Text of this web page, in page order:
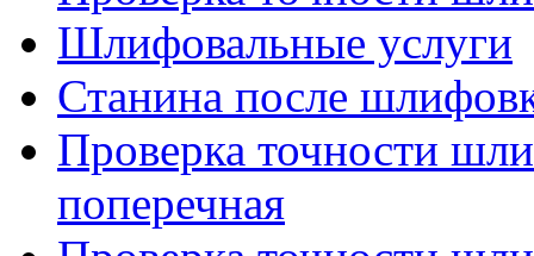
Шлифовальные услуги
Станина после
Проверка точности
поперечная